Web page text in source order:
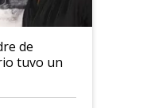
de
tuvo un